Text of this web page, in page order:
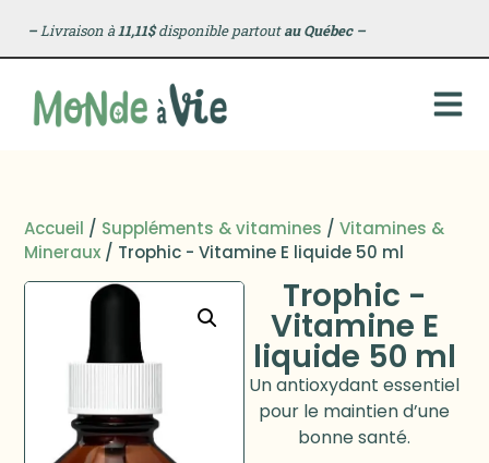
–Livraison à11,11$disponible partoutau Québec –
Accueil / Suppléments & vitamines /Vitamines &
Mineraux / Trophic - Vitamine E liquide 50 ml
Trophic -
Vitamine E
liquide 50 ml
Un antioxydant essentiel
pour le maintien d’une
bonne santé.